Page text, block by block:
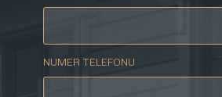
NUMER TELEFONU